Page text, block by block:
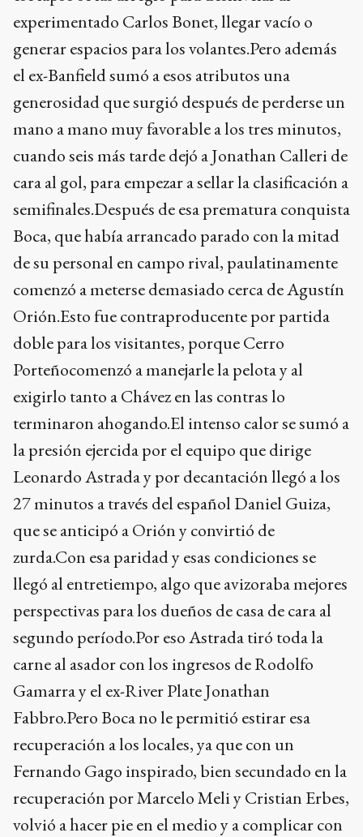
experimentado Carlos Bonet, llegar vacío o
generar espacios para los volantes.Pero además
el ex-Banfield sumó a esos atributos una
generosidad que surgió después de perderse un
mano a mano muy favorable a los tres minutos,
cuando seis más tarde dejó a Jonathan Calleri de
cara al gol, para empezar a sellar la clasificación a
semifinales.Después de esa prematura conquista
Boca, que había arrancado parado con la mitad
de su personal en campo rival, paulatinamente
comenzó a meterse demasiado cerca de Agustín
Orión.Esto fue contraproducente por partida
doble para los visitantes, porque Cerro
Porteñocomenzó a manejarle la pelota y al
exigirlo tanto a Chávez en las contras lo
terminaron ahogando.El intenso calor se sumó a
la presión ejercida por el equipo que dirige
Leonardo Astrada y por decantación llegó a los
27 minutos a través del español Daniel Guiza,
que se anticipó a Orión y convirtió de
zurda.Con esa paridad y esas condiciones se
llegó al entretiempo, algo que avizoraba mejores
perspectivas para los dueños de casa de cara al
segundo período.Por eso Astrada tiró toda la
carne al asador con los ingresos de Rodolfo
Gamarra y el ex-River Plate Jonathan
Fabbro.Pero Boca no le permitió estirar esa
recuperación a los locales, ya que con un
Fernando Gago inspirado, bien secundado en la
recuperación por Marcelo Meli y Cristian Erbes,
volvió a hacer pie en el medio y a complicar con